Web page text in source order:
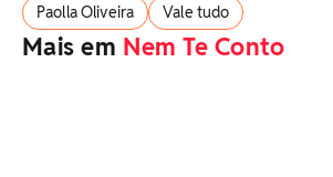
Paolla Oliveira Vale tudo
Mais em Nem Te Conto